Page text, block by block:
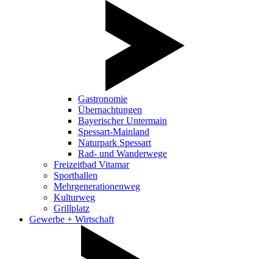
Gastronomie
Übernachtungen
Bayerischer Untermain
Spessart-Mainland
Naturpark Spessart
Rad- und Wanderwege
Freizeitbad Vitamar
Sporthallen
Mehrgenerationenweg
Kulturweg
Grillplatz
Gewerbe + Wirtschaft